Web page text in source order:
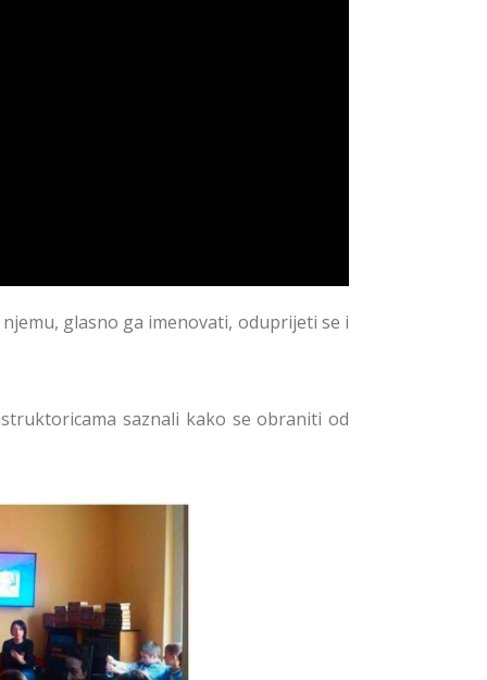
glasno ga imenovati, oduprijeti se i
saznali kako se obraniti od